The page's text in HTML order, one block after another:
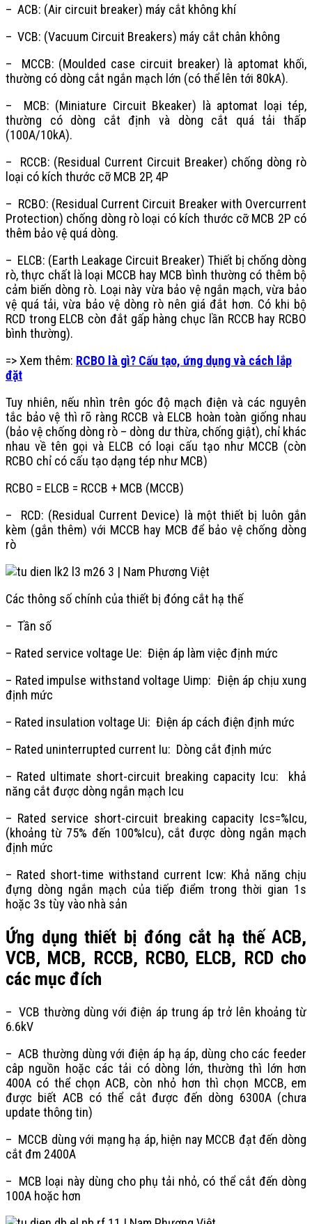
– ACB: (Air circuit breaker) máy cắt không khí
– VCB: (Vacuum Circuit Breakers) máy cắt chân không
– MCCB: (Moulded case circuit breaker) là aptomat khối,
thường có dòng cắt ngắn mạch lớn (có thể lên tới 80kA).
– MCB: (Miniature Circuit Bkeaker) là aptomat loại tép,
thường có dòng cắt định và dòng cắt quá tải thấp
(100A/10kA).
– RCCB: (Residual Current Circuit Breaker) chống dòng rò
loại có kích thước cỡ MCB 2P, 4P
– RCBO: (Residual Current Circuit Breaker with Overcurrent
Protection) chống dòng rò loại có kích thước cỡ MCB 2P có
thêm bảo vệ quá dòng.
– ELCB: (Earth Leakage Circuit Breaker) Thiết bị chống dòng
rò, thực chất là loại MCCB hay MCB bình thường có thêm bộ
cảm biến dòng rò. Loại này vừa bảo vệ ngắn mạch, vừa bảo
vệ quá tải, vừa bảo vệ dòng rò nên giá đắt hơn. Có khi bộ
RCD trong ELCB còn đắt gấp hàng chục lần RCCB hay RCBO
bình thường).
=> Xem thêm: RCBO là gì? Cấu tạo, ứng dụng và cách lắp
đặt
Tuy nhiên, nếu nhìn trên góc độ mạch điện và các nguyên
tắc bảo vệ thì rõ ràng RCCB và ELCB hoàn toàn giống nhau
(bảo vệ chống dòng rò – dòng dư thừa, chống giật), chỉ khác
nhau về tên gọi và ELCB có loại cấu tạo như MCCB (còn
RCBO chỉ có cấu tạo dạng tép như MCB)
RCBO = ELCB = RCCB + MCB (MCCB)
– RCD: (Residual Current Device) là một thiết bị luôn gắn
kèm (gắn thêm) với MCCB hay MCB để bảo vệ chống dòng
rò
Các thông số chính của thiết bị đóng cắt hạ thế
– Tần số
– Rated service voltage Ue: Điện áp làm việc định mức
– Rated impulse withstand voltage Uimp: Điện áp chịu xung
định mức
– Rated insulation voltage Ui: Điện áp cách điện định mức
– Rated uninterrupted current Iu: Dòng cắt định mức
– Rated ultimate short-circuit breaking capacity Icu: khả
năng cắt được dòng ngắn mạch Icu
– Rated service short-circuit breaking capacity Ics=%Icu,
(khoảng từ 75% đến 100%Icu), cắt được dòng ngắn mạch
định mức
– Rated short-time withstand current Icw: Khả năng chịu
đựng dòng ngắn mạch của tiếp điểm trong thời gian 1s
hoặc 3s tùy vào nhà sản
Ứng dụng thiết bị đóng cắt hạ thế ACB,
VCB, MCB, RCCB, RCBO, ELCB, RCD cho
các mục đích
– VCB thường dùng với điện áp trung áp trở lên khoảng từ
6.6kV
– ACB thường dùng với điện áp hạ áp, dùng cho các feeder
câp nguồn hoặc các tải có dòng lớn, thường thì lớn hơn
400A có thể chọn ACB, còn nhỏ hơn thì chọn MCCB, em
được biết ACB có thể cắt được đến dòng 6300A (chưa
update thông tin)
– MCCB dùng với mạng hạ áp, hiện nay MCCB đạt đến dòng
cắt đm 2400A
– MCB loại này dùng cho phụ tải nhỏ, có thể cắt đến dòng
100A hoặc hơn